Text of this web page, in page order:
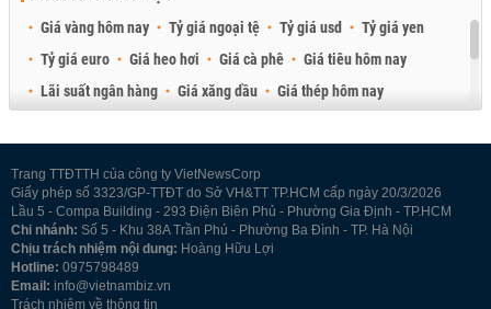
Giá vàng hôm nay Tỷ giá ngoại tệ Tỷ giá usd
Tỷ giá yen
Tỷ giá euro
Giá heo hơi Giá cà phê
Giá tiêu hôm nay
Lãi suất ngân hàng
Giá xăng dầu
Giá thép hôm nay
Trang TTĐTTH của công ty VietNewsCorp
Giấy phép số 3323/GP-TTĐT do Sở VH&TT TP.HCM cấp ngày 20/3/2026
Lầu 5 - Compa Building - 293 Điện Biên Phủ - Phường Gia Định - TP.HCM
Chi nhánh: Số 5 - Khu 38A Trần Phú - Phường Ba Đình - TP. Hà Nội
Chịu trách nhiệm nội dung: Hoàng Hữu Lợi
Hotline: 0975798489
Email: info@vietnambiz.vn
Trách nhiệm về thông tin